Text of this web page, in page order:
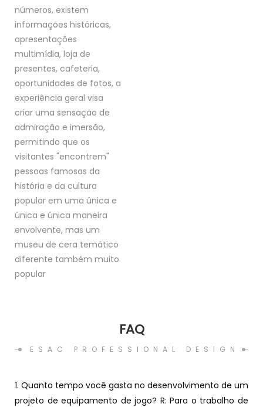
números, existem
informações históricas,
apresentações
multimídia, loja de
presentes, cafeteria,
oportunidades de fotos, a
experiência geral visa
criar uma sensação de
admiração e imersão,
permitindo que os
visitantes "encontrem"
pessoas famosas da
história e da cultura
popular em uma única e
única e única maneira
envolvente, mas um
museu de cera temático
diferente também muito
popular
FAQ
ESAC PROFESSIONAL DESIGN
1. Quanto tempo você gasta no desenvolvimento de um
projeto de equipamento de jogo? R: Para o trabalho de